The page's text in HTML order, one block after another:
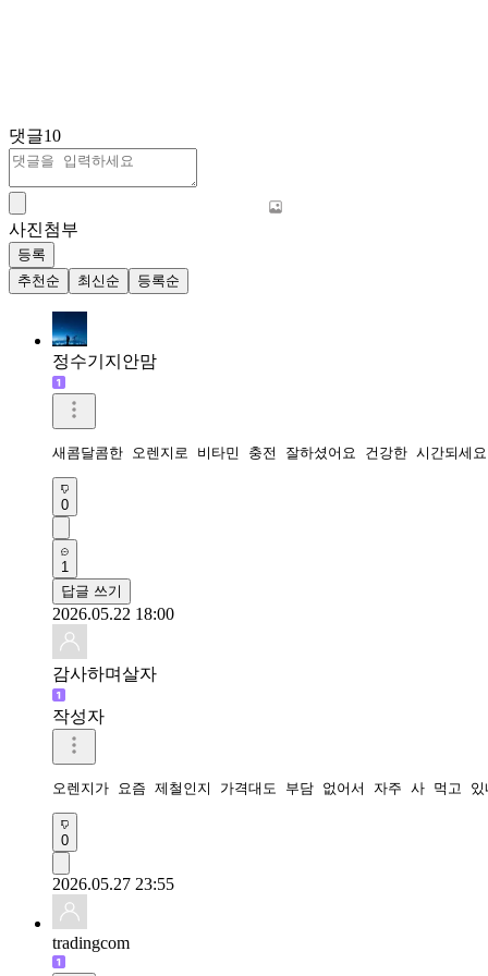
댓글10
사진첨부
등록
추천순
최신순 등록순
정수기지안맘
새콤달콤한 오렌지로 비타민 충전 잘하셨어요 건강한 시간되세
0
1
답글 쓰기
2026.05.22 18:00
감사하며살자
작성자
오렌지가 요즘 제철인지 가격대도 부담 없어서 자주 사 먹고 있
0
2026.05.27 23:55
tradingcom